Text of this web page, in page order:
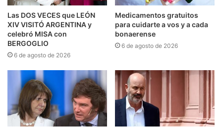
Las DOS VECES que LEÓN
XIV VISITÓ ARGENTINA y
celebró MISA con
BERGOGLIO
6 de agosto de 2026
Medicamentos gratuitos
para cuidarte a vos y a cada
bonaerense
6 de agosto de 2026